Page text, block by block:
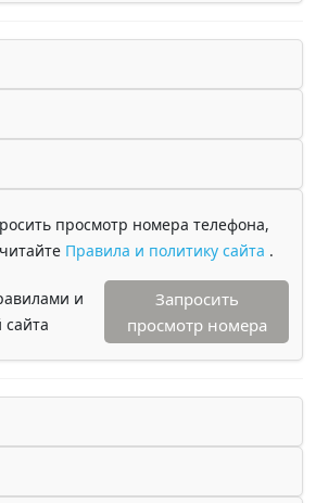
просмотр номера телефона,
Правила и политику сайта .
и
сайта
Запросить
просмотр номера